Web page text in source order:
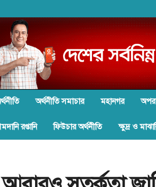
অর্থনীতি সমাচার মহানগর
রপ্তানি ফিউচার অর্থনীতি ক্ষুদ্র ও